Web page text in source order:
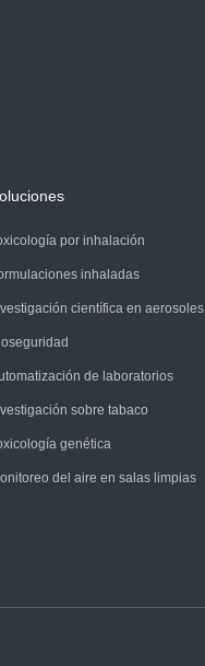
por inhalación
inhaladas
científica en aerosoles
de laboratorios
sobre tabaco
genética
del aire en salas limpias